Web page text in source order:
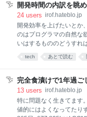
方の一例を知りたい。 特
見たことある人に読んで
前に。 以下のような人は
SpringBootのドキュメン
でいる。 RestTemplate
いるが、
開発時間の内訳を眺
24 users irof.hateblo.jp
開発効率を上げたいとか
のはプログラマの自然な
いはするもののどうすれ
れば、開発時間の内訳を
グルーピングが微妙だっ
かと思います。使用して
る内容によって項目レベ
考程度に。 さて、単に「
ドを書いている時間」に
らにタイピングの時間だ
tech あとで読む
完全食漬けで1年過ご
13 users irof.hateblo.jp
特に問題なく生きてます
値的にはよくなってたり